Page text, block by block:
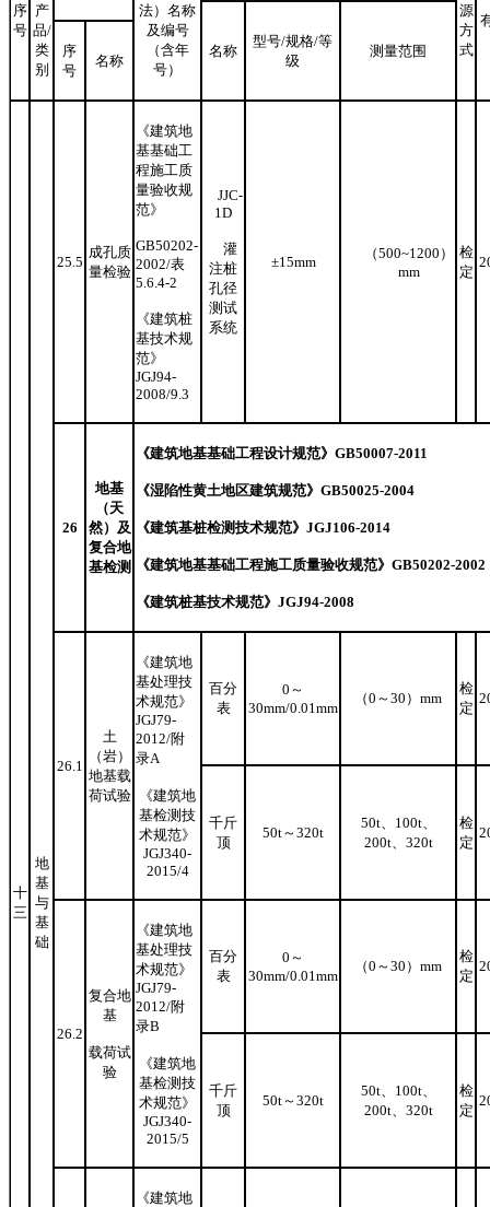
序
号
产
品/
类
别
法）名称
及编号
（含年
号）
源
方
式
名称
型号/规格/等
级
测量范围
序
号
名称
十
三
地
基
与
基
础
25.5
成孔质
量检验
《建筑地
基基础工
程施工质
量验收规
范》
GB50202-
2002/表
5.6.4-2
《建筑桩
基技术规
范》
JGJ94-
2008/9.3
JJC-
1D
灌
注桩
孔径
测试
系统
±15mm
（500~1200 ）
mm
检
定
26
地基
（天
然）及
复合地
基检测
《建筑地基基础工程设计规范》GB50007-2011
《湿陷性黄土地区建筑规范》GB50025-2004
《建筑基桩检测技术规范》JGJ106-2014
《建筑地基基础工程施工质量验收规范》GB50202-2002
《建筑桩基技术规范》JGJ94-2008
26.1
土
（岩）
地基载
荷试验
《建筑地
基处理技
术规范》
JGJ79-
2012/附
录A
《建筑地
基检测技
术规范》
JGJ340-
2015/4
百分
表
0 ～
30mm/0.01mm
（0 ～30 ） mm
检
定
千斤
顶
50t～320t
50t、100t、
200t、320t
检
定
26.2
复合地
基
载荷试
验
《建筑地
基处理技
术规范》
JGJ79-
2012/附
录B
《建筑地
基检测技
术规范》
JGJ340-
2015/5
百分
表
0 ～
30mm/0.01mm
（0 ～30 ） mm
检
定
千斤
顶
50t～320t
50t、100t、
200t、320t
检
定
《建筑地